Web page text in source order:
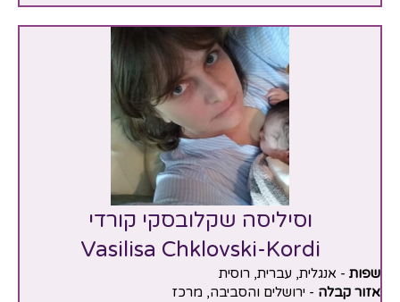
וסיליסה שקלובסקי קורדי
Vasilisa Chklovski-Kordi
שפות - אנגלית, עברית, רוסית
אזור קבלה - ירושלים והסביבה, מרכז